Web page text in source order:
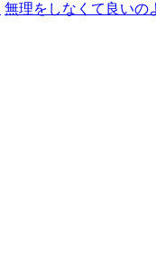
無理をしなくて良いの